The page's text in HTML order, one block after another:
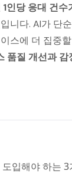
인당 응대 건
니다. AI가 단
스에 더 집중
품질 개선과 감
입해야 하는